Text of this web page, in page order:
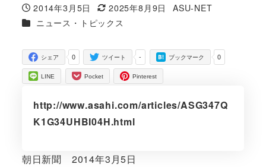
投稿日
2014年3月5日
更新日
2025年8月9日
著
ASU-NET
カテゴリー
ニュース・トピックス
0
シェア -
ツイート 0
ブックマーク
LINE Pocket Pinterest
http://www.asahi.com/articles/ASG347Q
K1G34UHBI04H.html
朝日新聞 2014年3月5日